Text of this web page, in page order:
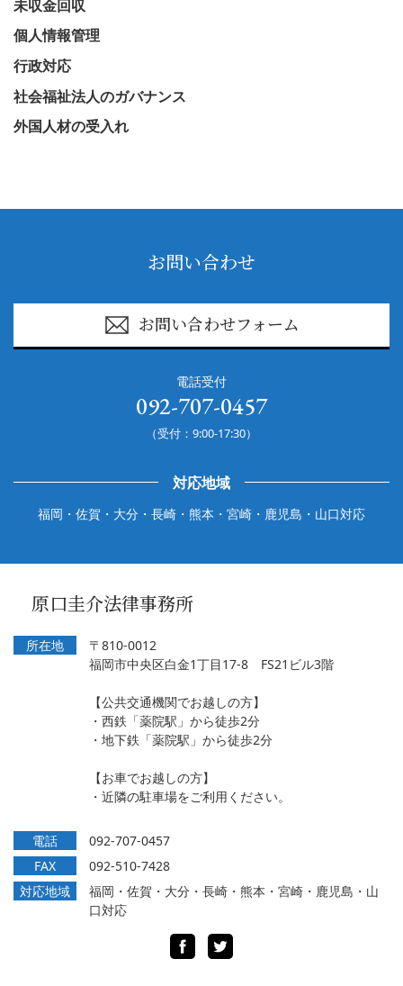
未収金回収
個人情報管理
行政対応
社会福祉法人のガバナンス
外国人材の受入れ
お問い合わせ
お問い合わせフォーム
電話受付
092-707-0457
（受付：9:00-17:30）
対応地域
福岡・佐賀・大分・長崎・熊本・宮崎・鹿児島・山口対応
原口圭介法律事務所
所在地
〒810-0012
福岡市中央区白金1丁目17-8 FS21ビル3階
【公共交通機関でお越しの方】
・西鉄「薬院駅」から徒歩2分
・地下鉄「薬院駅」から徒歩2分
【お車でお越しの方】
・近隣の駐車場をご利用ください。
電話
092-707-0457
FAX
092-510-7428
対応地域
福岡・佐賀・大分・長崎・熊本・宮崎・鹿児島・山
口対応
FacebookTwitter